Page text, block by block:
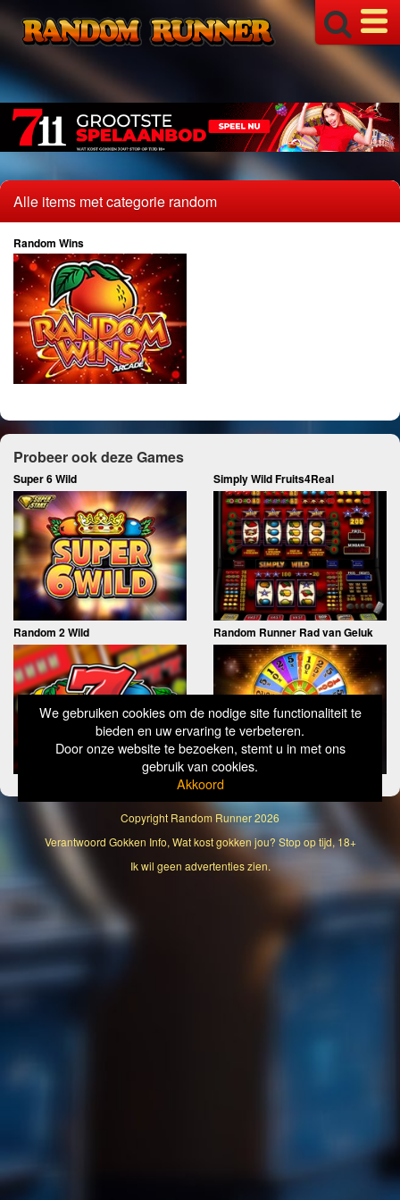
We gebruiken cookies om de nodige site functionaliteit te
bieden en uw ervaring te verbeteren.
Door onze website te bezoeken, stemt u in met ons
gebruik van cookies.
Akkoord
Alle items met categorie random
Random Wins
Probeer ook deze Games
Super 6 Wild Simply Wild Fruits4Real
Random 2 Wild Random Runner Rad van Geluk
Copyright Random Runner2026
Verantwoord Gokken Info, Wat kost gokken jou? Stop op tijd, 18+
Ik wil geen advertenties zien.